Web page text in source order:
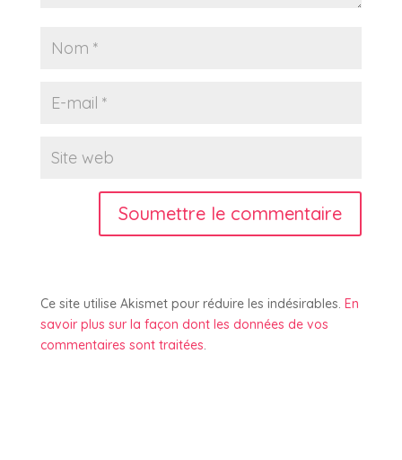
Soumettre le commentaire
Ce site utilise Akismet pour réduire les indésirables. En
savoir plus sur la façon dont les données de vos
commentaires sont traitées.